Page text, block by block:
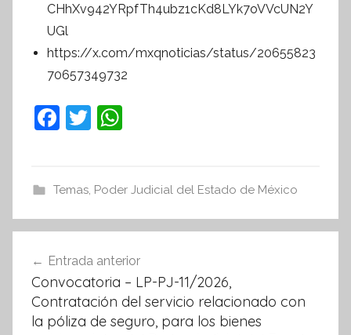
CHhXv942YRpfTh4ubz1cKd8LYk7oVVcUN2Y
UGl
https://x.com/mxqnoticias/status/20655823
70657349732
F
e
b
o
k
T
er s
A
p
Temas, Poder Judicial del Estado de México
de
entradas
Entrada anterior
Convocatoria – LP-PJ-11/2026,
Contratación del servicio relacionado con
la póliza de seguro, para los bienes